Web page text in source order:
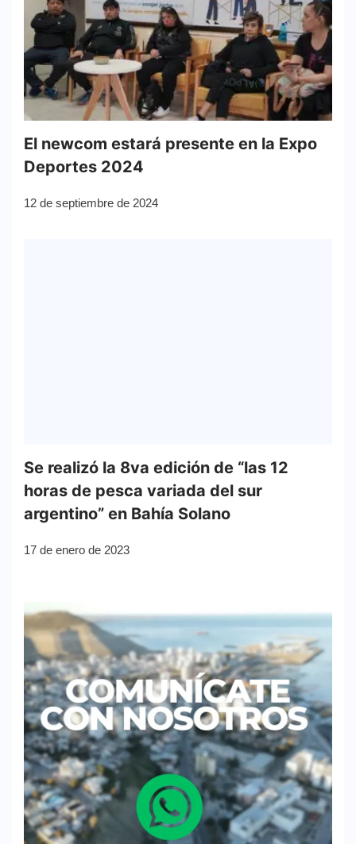
El newcom estará presente en la Expo
Deportes 2024
12 de septiembre de 2024
Se realizó la 8va edición de “las 12
horas de pesca variada del sur
argentino” en Bahía Solano
17 de enero de 2023